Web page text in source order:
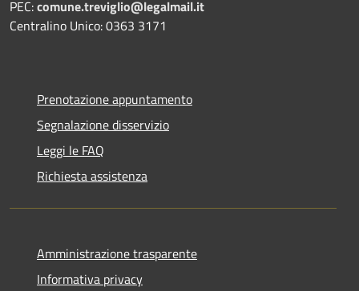
PEC:comune.treviglio@legalmail.it
Centralino Unico: 0363 3171
Prenotazione appuntamento
Segnalazione disservizio
Leggi le FAQ
Richiesta assistenza
Amministrazione trasparente
Informativa privacy